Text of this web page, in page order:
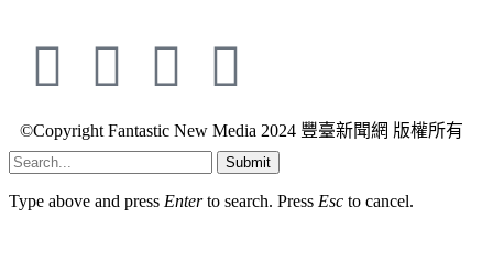
©Copyright Fantastic New Media 2024 豐臺新聞網 版權所有
Submit
Type above and press Enterto search. Press Esc to cancel.